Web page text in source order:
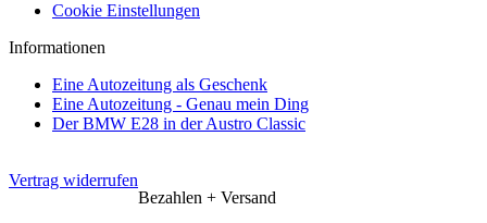
Cookie Einstellungen
Informationen
Eine Autozeitung als Geschenk
Eine Autozeitung - Genau mein Ding
Der BMW E28 in der Austro Classic
Vertrag widerrufen
Bezahlen + Versand